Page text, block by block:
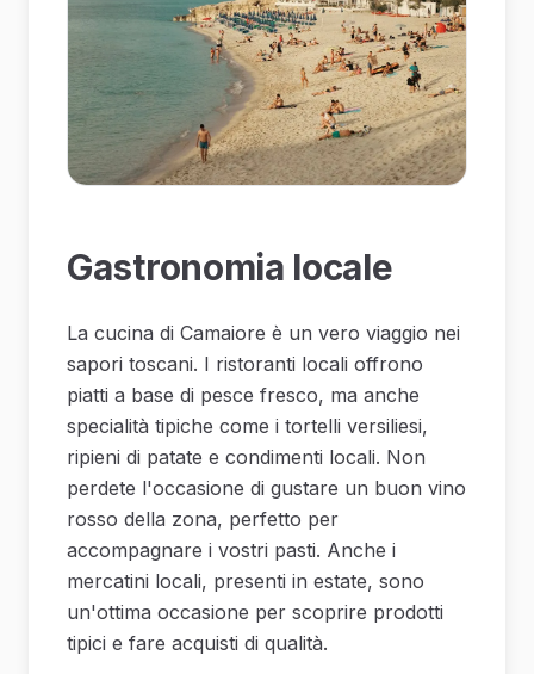
Gastronomia locale
La cucina di Camaiore è un vero viaggio nei
sapori toscani. I ristoranti locali offrono
piatti a base di pesce fresco, ma anche
specialità tipiche come i tortelli versiliesi,
ripieni di patate e condimenti locali. Non
perdete l'occasione di gustare un buon vino
rosso della zona, perfetto per
accompagnare i vostri pasti. Anche i
mercatini locali, presenti in estate, sono
un'ottima occasione per scoprire prodotti
tipici e fare acquisti di qualità.